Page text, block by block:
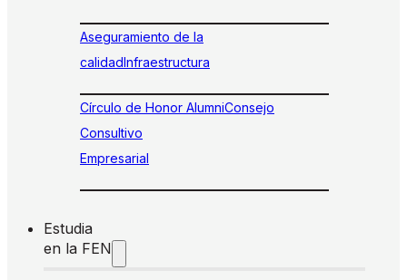
Aseguramiento de la
calidadInfraestructura
Círculo de Honor AlumniConsejo
Consultivo
Empresarial
Estudia
en la FEN